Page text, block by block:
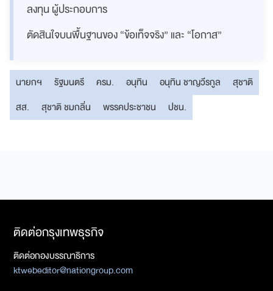
ลงทุน ผู้ประกอบการ
ตัดสินใจบนพื้นฐานของ “ข้อเท็จจริง” และ “โอกาส”
นายกฯ รัฐมนตรี ครม. อนุทิน อนุทิน ชาญวีรกูล
สุชาติ
สส.
สุชาติ ชมกลิ่น พรรคประชาชน ปชน.
ติดต่อกรุงเทพธุรกิจ
ติดต่อกองบรรณาธิการ
ktwebeditor@nationgroup.com